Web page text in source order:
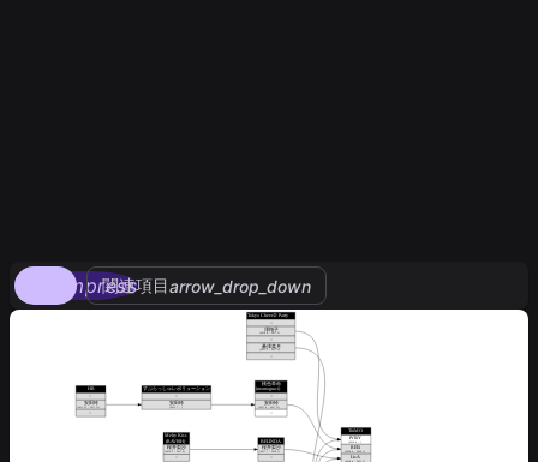
compress
関連項目arrow_drop_down